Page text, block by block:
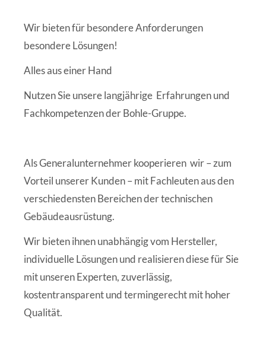
Wir bieten für besondere Anforderungen
besondere Lösungen!
Alles aus einer Hand
Nutzen Sie unsere langjährige Erfahrungen und
Fachkompetenzen der Bohle-Gruppe.
Als Generalunternehmer kooperieren wir – zum
Vorteil unserer Kunden – mit Fachleuten aus den
verschiedensten Bereichen der technischen
Gebäudeausrüstung.
Wir bieten ihnen unabhängig vom Hersteller,
individuelle Lösungen und realisieren diese für Sie
mit unseren Experten, zuverlässig,
kostentransparent und termingerecht mit hoher
Qualität.